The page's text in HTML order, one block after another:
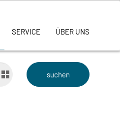
SERVICE ÜBER UNS